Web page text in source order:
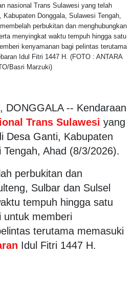
nasional Trans Sulawesi yang telah
Donggala, Sulawesi Tengah,
perbukitan dan menghubungkan
menyingkat waktu tempuh hingga satu
kenyamanan bagi pelintas terutama
Idul Fitri 1447 H. (FOTO : ANTARA
Basri Marzuki)
DONGGALA -- Kendaraan
Trans Sulawesi yang
Desa Ganti, Kabupaten
Tengah, Ahad (8/3/2026).
perbukitan dan
Sulbar dan Sulsel
tempuh hingga satu
untuk memberi
terutama memasuki
Idul Fitri 1447 H.